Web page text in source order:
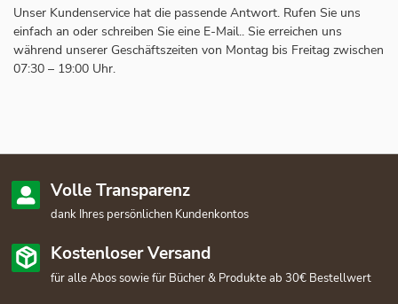
Unser Kundenservice hat die passende Antwort. Rufen Sie uns
einfach an oder schreiben Sie eine E-Mail.. Sie erreichen uns
während unserer Geschäftszeiten von Montag bis Freitag zwischen
07:30 – 19:00 Uhr.
Volle Transparenz
dank Ihres persönlichen Kundenkontos
Kostenloser Versand
für alle Abos sowie für Bücher & Produkte ab 30€ Bestellwert